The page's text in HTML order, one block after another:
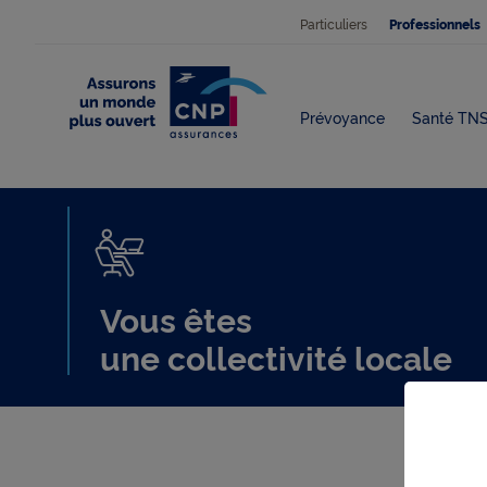
Particuliers Professionnels
Prévoyance Santé TNS
Vous
êtes
Vous êtes
une collectivité locale